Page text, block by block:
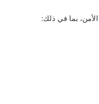
بما في ذلك: